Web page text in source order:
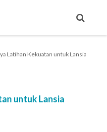
Latihan Kekuatan untuk Lansia
untuk Lansia